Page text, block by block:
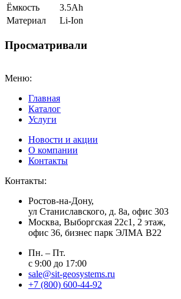
Ёмкость
3.5Ah
Материал
Li-Ion
Просматривали
Меню:
Главная
Каталог
Услуги
Новости и акции
О компании
Контакты
Контакты:
Ростов-на-Дону,
ул Станиславского, д. 8а, офис 303
Москва, Выборгская 22с1, 2 этаж,
офис 36, бизнес парк ЭЛМА В22
Пн. – Пт.
с 9:00 до 17:00
sale@sit-geosystems.ru
+7 (800) 600-44-92